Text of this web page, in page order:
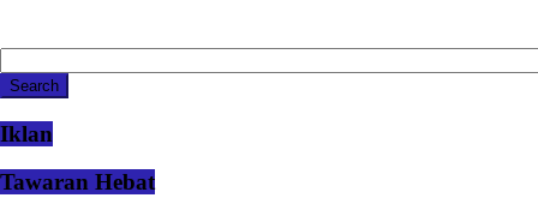
Iklan
Tawaran Hebat